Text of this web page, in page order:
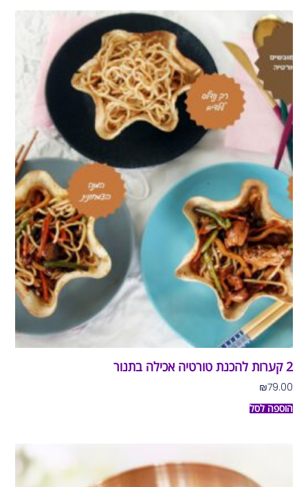
2 קערות להכנת טורטיה אכילה בתנור
₪79.00
הוספה לסל